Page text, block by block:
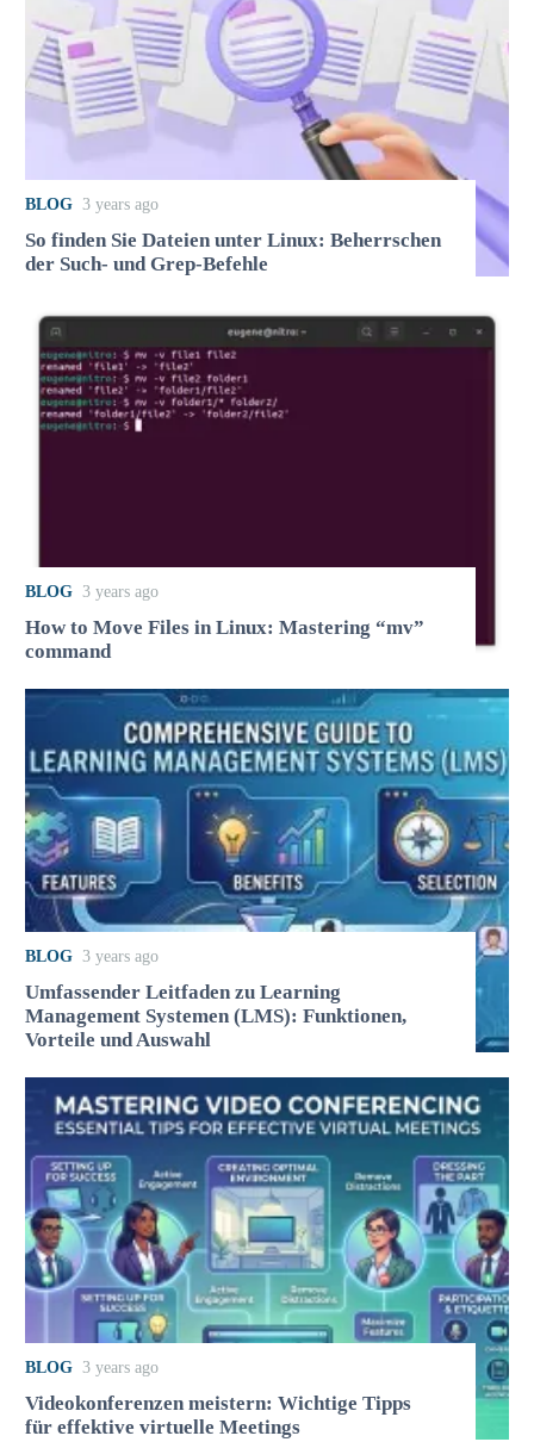
BLOG 3 years ago
So finden Sie Dateien unter Linux: Beherrschen
der Such- und Grep-Befehle
BLOG 3 years ago
How to Move Files in Linux: Mastering “mv”
command
BLOG 3 years ago
Umfassender Leitfaden zu Learning
Management Systemen (LMS): Funktionen,
Vorteile und Auswahl
BLOG 3 years ago
Videokonferenzen meistern: Wichtige Tipps
für effektive virtuelle Meetings